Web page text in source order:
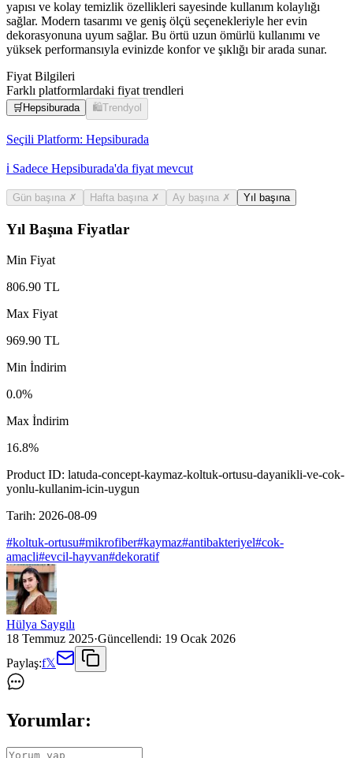
yapısı ve kolay temizlik özellikleri sayesinde kullanım kolaylığı
sağlar. Modern tasarımı ve geniş ölçü seçenekleriyle her evin
dekorasyonuna uyum sağlar. Bu örtü uzun ömürlü kullanımı ve
yüksek performansıyla evinizde konfor ve şıklığı bir arada sunar.
Fiyat Bilgileri
Farklı platformlardaki fiyat trendleri
🛒 Hepsiburada 🛍️Trendyol
Seçili Platform: Hepsiburada
ℹ️ Sadece Hepsiburada'da fiyat mevcut
Gün başına ✗ Hafta başına ✗ Ay başına ✗ Yıl başına
Yıl Başına Fiyatlar
Min Fiyat
806.90 TL
Max Fiyat
969.90 TL
Min İndirim
0.0%
Max İndirim
16.8%
Product ID: latuda-concept-kaymaz-koltuk-ortusu-dayanikli-ve-cok-
yonlu-kullanim-icin-uygun
Tarih: 2026-08-09
#koltuk-ortusu#mikrofiber#kaymaz#antibakteriyel#cok-
amacli#evcil-hayvan#dekoratif
Hülya Saygılı
18 Temmuz 2025·Güncellendi: 19 Ocak 2026
Paylaş:f𝕏
Yorumlar: